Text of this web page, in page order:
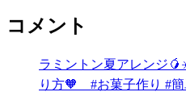
コメント
ラミントン夏アレンジ
り方🧡 #お菓子作り #